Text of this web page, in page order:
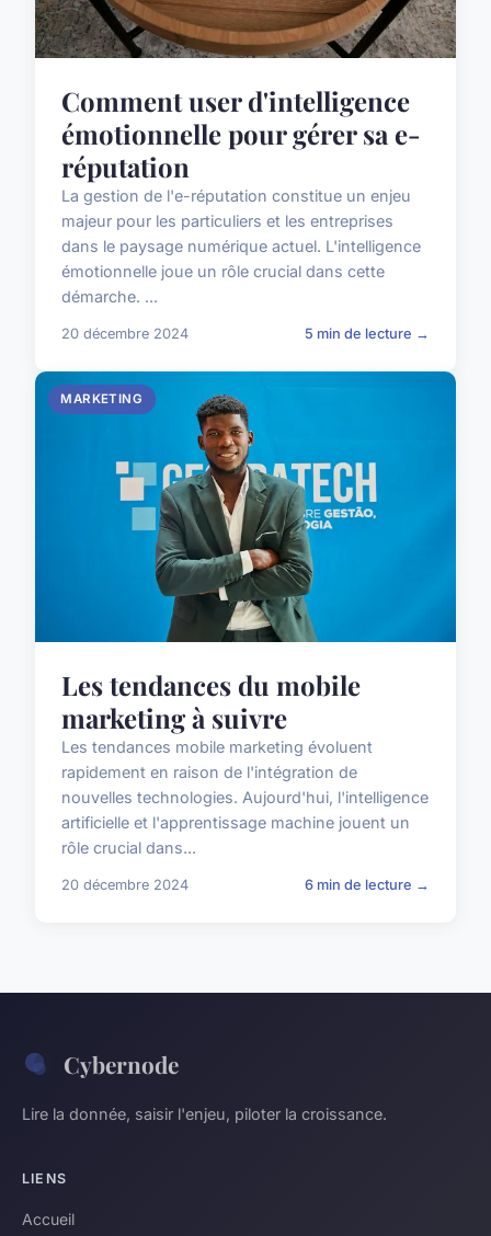
Comment user d'intelligence
émotionnelle pour gérer sa e-
réputation
La gestion de l'e-réputation constitue un enjeu
majeur pour les particuliers et les entreprises
dans le paysage numérique actuel. L'intelligence
émotionnelle joue un rôle crucial dans cette
démarche. ...
20 décembre 2024 5 min de lecture →
MARKETING
Les tendances du mobile
marketing à suivre
Les tendances mobile marketing évoluent
rapidement en raison de l'intégration de
nouvelles technologies. Aujourd'hui, l'intelligence
artificielle et l'apprentissage machine jouent un
rôle crucial dans...
20 décembre 2024 6 min de lecture →
Cybernode
Lire la donnée, saisir l'enjeu, piloter la croissance.
LIENS
Accueil